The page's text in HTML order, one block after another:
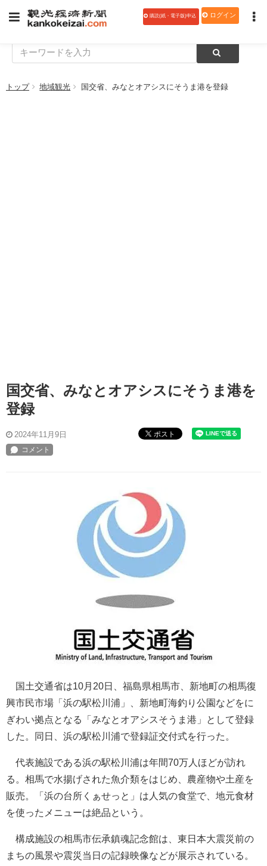
購読(紙・電子版)申込 ログイン
トップ 地域観光 国交省、みなとオアシスにそうま港を登録
国交省、みなとオアシスにそうま港を
登録
2024年11月9日 ポスト
国土交通省は10月20日、福島県相馬市、新地町の相馬復
興市民市場「浜の駅松川浦」、新地町海釣り公園などをに
ぎわい拠点となる「みなとオアシスそうま港」として登録
した。同日、浜の駅松川浦で登録証交付式を行った。
代表施設である浜の駅松川浦は年間70万人ほどが訪れ
る。相馬で水揚げされた魚介類をはじめ、農産物や土産を
販売。「浜の台所くぁせっと」は人気の食堂で、地元食材
を使ったメニューは絶品という。
構成施設の相馬市伝承鎮魂記念館は、東日本大震災前の
まちの風景や震災当日の記録映像などが展示されている。